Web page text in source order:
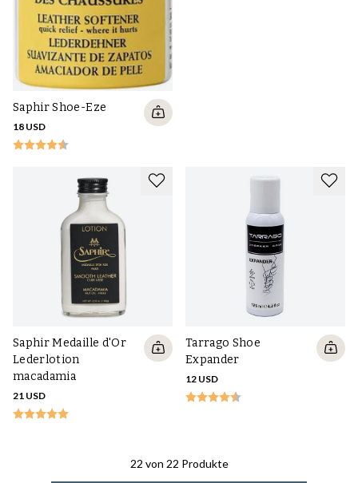
Saphir Shoe-Eze
18 USD
Saphir Medaille d'Or
Lederlotion
macadamia
21 USD
Tarrago Shoe
Expander
12 USD
22 von 22 Produkte